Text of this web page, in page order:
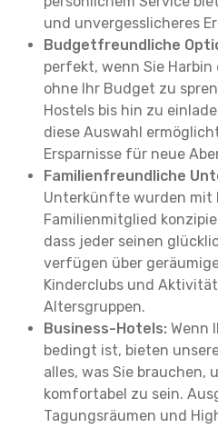
und unvergesslicheres
Budgetfreundliche
perfekt, wenn Sie
ohne Ihr Budget zu
Hostels bis hin zu
diese Auswahl
Ersparnisse für neue
Familienfreundliche
Unterkünfte wurden mit
Familienmitglied
dass jeder seinen
verfügen über
Kinderclubs und
Altersgruppen.
Business-Hotels: Wenn
bedingt ist, bieten
alles, was Sie brauchen,
komfortabel zu sein.
Tagungsräumen und